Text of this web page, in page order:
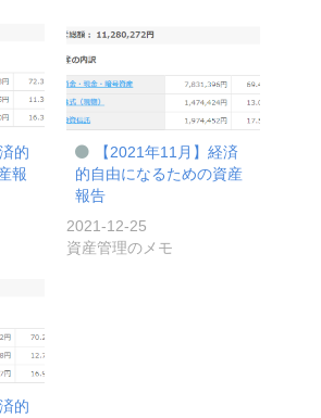
的
報
【2021年11月】経済
的自由になるための資産
報告
2021-12-25
資産管理のメモ
的